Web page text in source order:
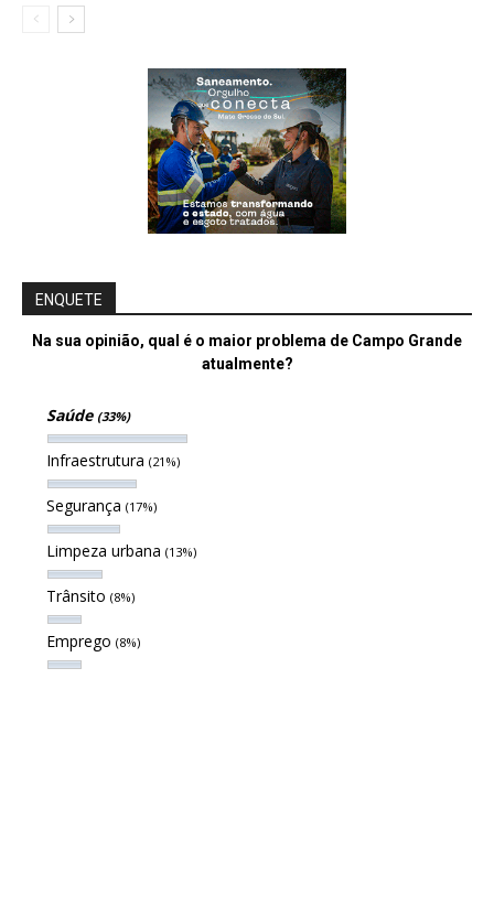
ENQUETE
Na sua opinião, qual é o maior problema de Campo Grande
atualmente?
Saúde (33%)
Infraestrutura (21%)
Segurança (17%)
Limpeza urbana (13%)
Trânsito (8%)
Emprego (8%)